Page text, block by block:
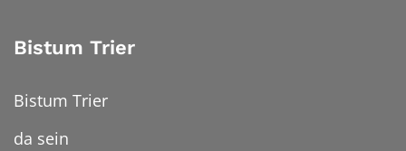
Bistum Trier
Bistum Trier
da sein